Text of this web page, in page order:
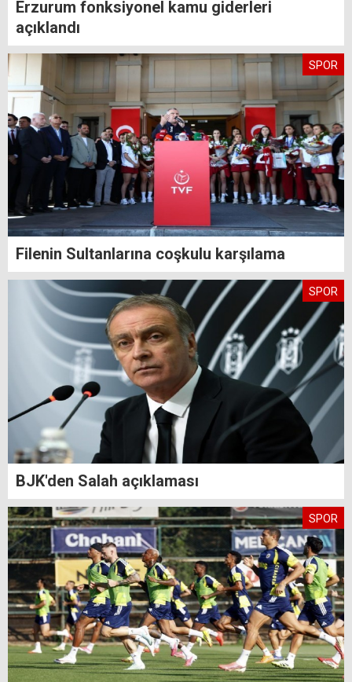
Erzurum fonksiyonel kamu giderleri
açıklandı
SPOR
Filenin Sultanlarına coşkulu karşılama
SPOR
BJK'den Salah açıklaması
SPOR